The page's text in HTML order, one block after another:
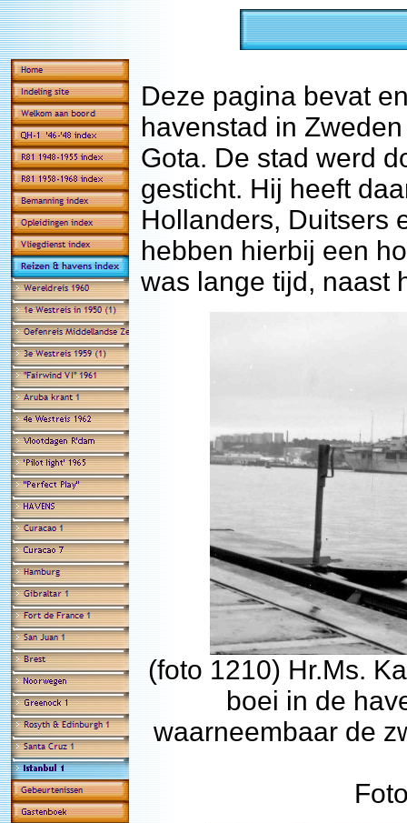
Deze pagina bevat
havenstad in
Gota. De stad werd
gesticht. Hij heeft
Hollanders, Duitsers
hebben hierbij een
was lange tijd, naast
(foto 1210) Hr.Ms.
boei in de
waarneembaar de